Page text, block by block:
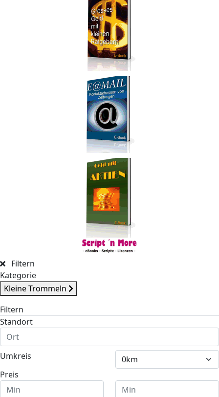
Filtern
Kategorie
Kleine Trommeln
Filtern
Standort
Umkreis
Preis